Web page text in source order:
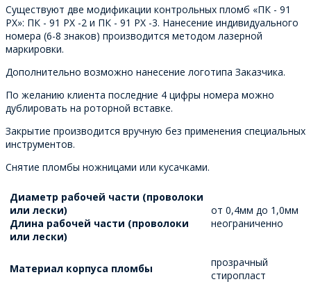
Существуют две модификации контрольных пломб «ПК - 91
РХ»: ПК - 91 РХ -2 и ПК - 91 РХ -3. Нанесение индивидуального
номера (6-8 знаков) производится методом лазерной
маркировки.
Дополнительно возможно нанесение логотипа Заказчика.
По желанию клиента последние 4 цифры номера можно
дублировать на роторной вставке.
Закрытие производится вручную без применения специальных
инструментов.
Снятие пломбы ножницами или кусачками.
Диаметр рабочей части (проволоки
или лески)
Длина рабочей части (проволоки
или лески)
от 0,4мм до 1,0мм
неограниченно
Материал корпуса пломбы
прозрачный
стиропласт